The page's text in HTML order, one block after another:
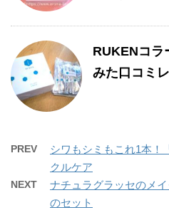
RUKENコラ
みた口コミ
PREV
シワもシミもこれ1本！
クルケア
NEXT
ナチュラグラッセのメ
のセット